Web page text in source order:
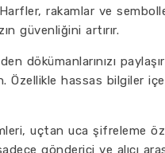
rakamlar ve
güvenliğini artırır.
dökümanlarınızı
Özellikle hassas bilgiler
uçtan uca şifreleme
gönderici ve alıcı